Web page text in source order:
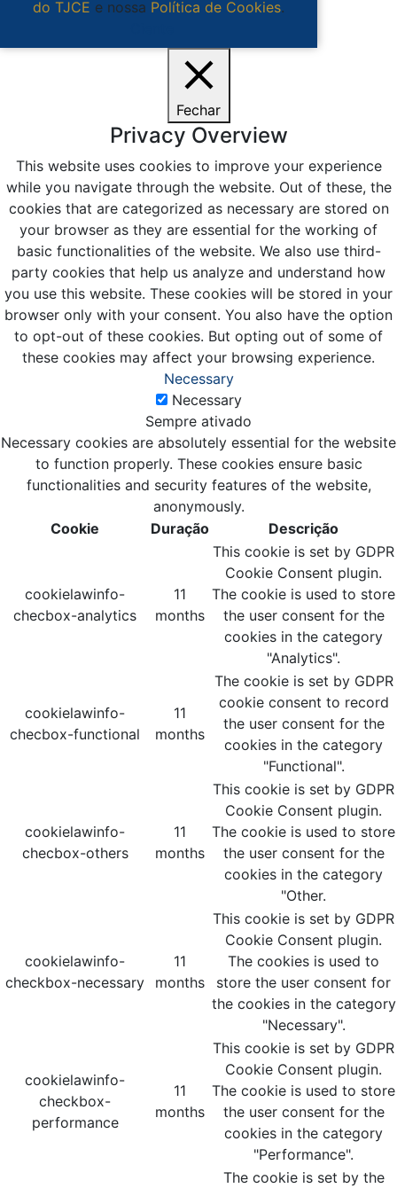
do TJCE e nossa Política de Cookies.
Fechar
Privacy Overview
This website uses cookies to improve your experience
while you navigate through the website. Out of these, the
cookies that are categorized as necessary are stored on
your browser as they are essential for the working of
basic functionalities of the website. We also use third-
party cookies that help us analyze and understand how
you use this website. These cookies will be stored in your
browser only with your consent. You also have the option
to opt-out of these cookies. But opting out of some of
these cookies may affect your browsing experience.
Necessary
Necessary
Sempre ativado
Necessary cookies are absolutely essential for the website
to function properly. These cookies ensure basic
functionalities and security features of the website,
anonymously.
Cookie
Duração Descrição
cookielawinfo-
checbox-analytics
11
months
This cookie is set by GDPR
Cookie Consent plugin.
The cookie is used to store
the user consent for the
cookies in the category
"Analytics".
cookielawinfo-
checbox-functional
11
months
The cookie is set by GDPR
cookie consent to record
the user consent for the
cookies in the category
"Functional".
cookielawinfo-
checbox-others
11
months
This cookie is set by GDPR
Cookie Consent plugin.
The cookie is used to store
the user consent for the
cookies in the category
"Other.
cookielawinfo-
checkbox-necessary
11
months
This cookie is set by GDPR
Cookie Consent plugin.
The cookies is used to
store the user consent for
the cookies in the category
"Necessary".
cookielawinfo-
checkbox-
performance
11
months
This cookie is set by GDPR
Cookie Consent plugin.
The cookie is used to store
the user consent for the
cookies in the category
"Performance".
The cookie is set by the